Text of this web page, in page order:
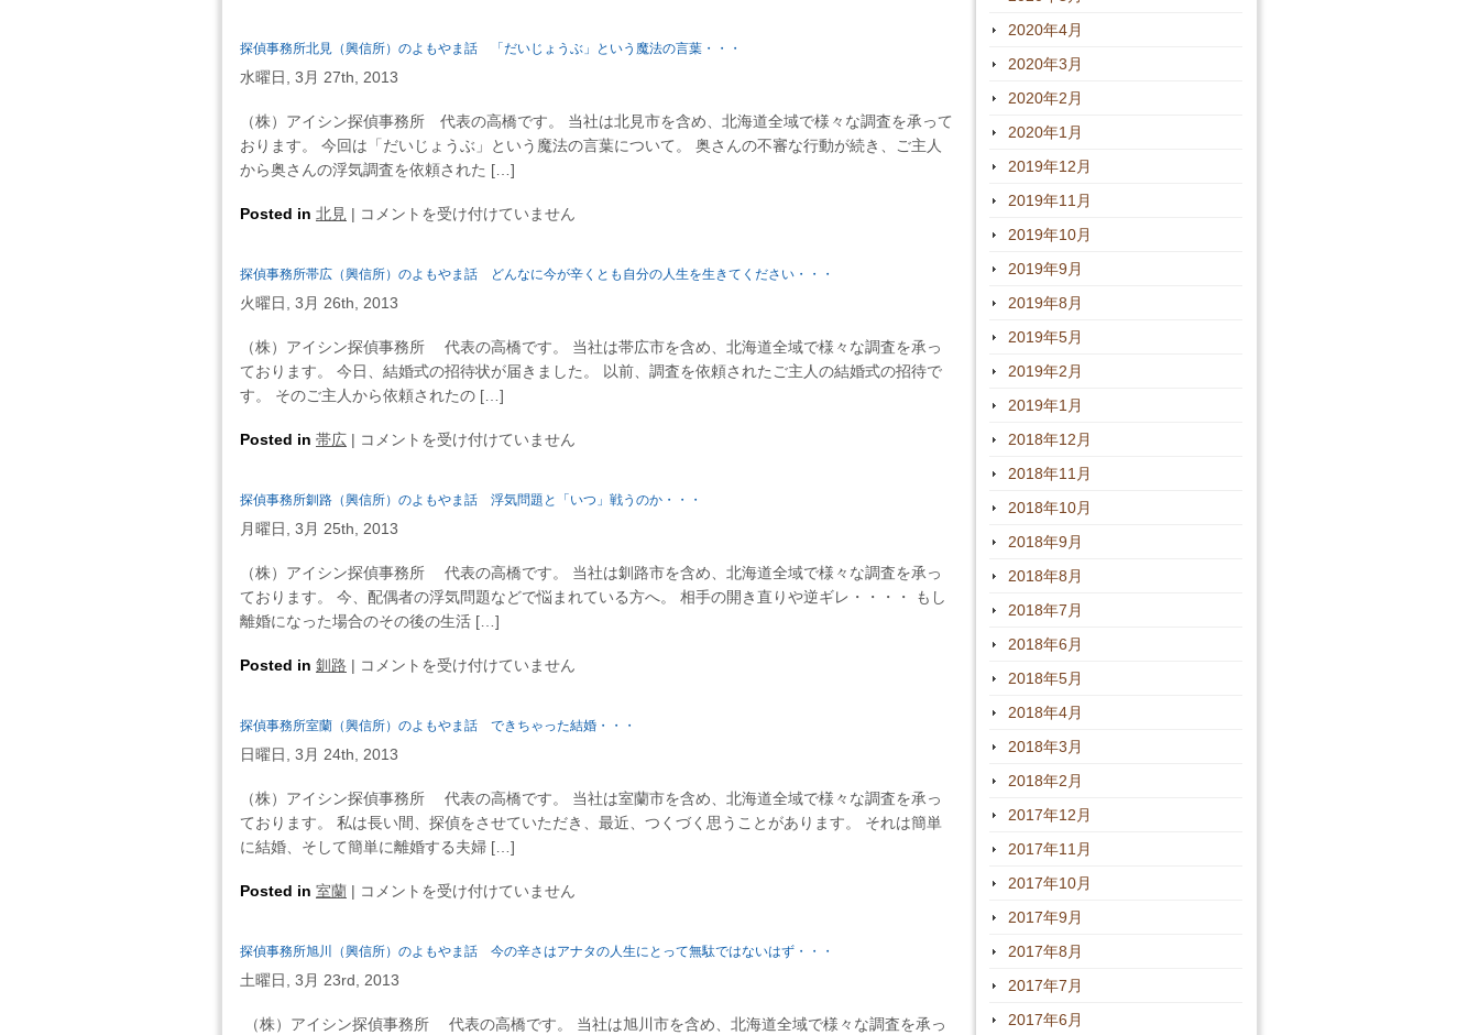
な
ら
週
間
だ
愚
言
わ
い・・・
は
も
や
話
誰
か
比
て
幸
を
判
断
る？
務
所
張
（興
信
所）
も
や
話
浮
気
し
離
婚
停
を
か
て
は
探偵事務所北見（興信所）のよもやま話 「だいじょうぶ」という魔法の言葉・・・
水曜日, 3月 27th, 2013
（株）アイシン探偵事務所 代表の高橋です。 当社は北見市を含め、北海道全域で様々な調査を承って
おります。 今回は「だいじょうぶ」という魔法の言葉について。 奥さんの不審な行動が続き、ご主人
から奥さんの浮気調査を依頼された […]
Posted in 北見 | 探
務
所
見
（興
信
所）
も
や
話
「だ
い
ょ
ぶ」
と
う
魔
法
言
コメントを受け付けていません
探偵事務所帯広（興信所）のよもやま話 どんなに今が辛くとも自分の人生を生きてください・・・
火曜日, 3月 26th, 2013
（株）アイシン探偵事務所 代表の高橋です。 当社は帯広市を含め、北海道全域で様々な調査を承っ
ております。 今日、結婚式の招待状が届きました。 以前、調査を依頼されたご主人の結婚式の招待で
す。 そのご主人から依頼されたの […]
Posted in 帯広 | 探
務
所
広
（興
信
所）
も
や
話
ど
ん
に
が
辛
と
コメントを受け付けていません
探偵事務所釧路（興信所）のよもやま話 浮気問題と「いつ」戦うのか・・・
月曜日, 3月 25th, 2013
（株）アイシン探偵事務所 代表の高橋です。 当社は釧路市を含め、北海道全域で様々な調査を承っ
ております。 今、配偶者の浮気問題などで悩まれている方へ。 相手の開き直りや逆ギレ・・・・ もし
離婚になった場合のその後の生活 […]
Posted in 釧路 | 探
務
所
路
（興
信
所）
も
や
話
コメントを受け付けていません
探偵事務所室蘭（興信所）のよもやま話 できちゃった結婚・・・
日曜日, 3月 24th, 2013
（株）アイシン探偵事務所 代表の高橋です。 当社は室蘭市を含め、北海道全域で様々な調査を承っ
ております。 私は長い間、探偵をさせていただき、最近、つくづく思うことがあります。 それは簡単
に結婚、そして簡単に離婚する夫婦 […]
Posted in 室蘭 | 探
務
所
コメントを受け付けていません
探偵事務所旭川（興信所）のよもやま話 今の辛さはアナタの人生にとって無駄ではないはず・・・
土曜日, 3月 23rd, 2013
（株）アイシン探偵事務所 代表の高橋です。 当社は旭川市を含め、北海道全域で様々な調査を承っ
2020年4月
2020年3月
2020年2月
2020年1月
2019年12月
2019年11月
2019年10月
2019年9月
2019年8月
2019年5月
2019年2月
2019年1月
2018年12月
2018年11月
2018年10月
2018年9月
2018年8月
2018年7月
2018年6月
2018年5月
2018年4月
2018年3月
2018年2月
2017年12月
2017年11月
2017年10月
2017年9月
2017年8月
2017年7月
2017年6月